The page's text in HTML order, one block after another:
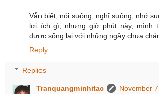
Vẫn biết, nói suông, nghĩ suông, nhớ
lợi ích gì, nhưng giờ phút này, mình
được sống lại với những ngày chưa
Reply
Replies
Tranquangminhitac
November